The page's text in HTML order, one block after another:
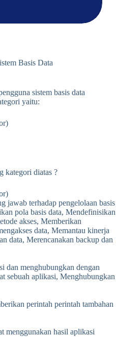
Basis Data
sistem basis data
yaitu:
kategori diatas ?
jawab terhadap pengelolaan basis
pola basis data, Mendefinisikan
akses, Memberikan
data, Memantau kinerja
data, Merencanakan backup dan
dan menghubungkan dengan
sebuah aplikasi, Menghubungkan
perintah perintah tambahan
menggunakan hasil aplikasi